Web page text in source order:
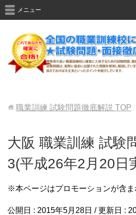
メニュー
職業訓練 試験問題徹底解説 TOP
大阪 職業訓練 試験
3(平成26年2月20日
※本ページはプロモーションが含ま
公開日 : 2015年5月28日 / 更新日 :